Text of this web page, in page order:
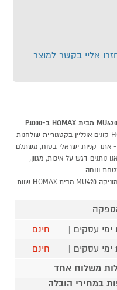
אליי בקשר למוצר
עמדת עבודה דגם מוניקה MU420 מבית HOMAX קונים אונליין בקטגוריית שולחנות
מחשב וכתיבה במחלקת רהיטים לבית בP1000 - אתר קניות ישראלי בטוח, משתלם
ונוח המציע מוצרים מומלצים במבצע. ב-P1000 אנו נותנים דגש על איכות, מגוון,
ונוחה.
אצלנו, קניות באינטרנט של עמדת עבודה דגם מוניקה MU420 מבית HOMAX שוות
חינם
חינם
במחירי הובלה